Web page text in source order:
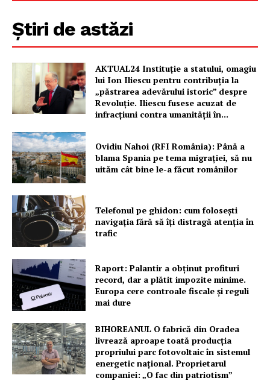
Știri de astăzi
AKTUAL24 Instituție a statului, omagiu
lui Ion Iliescu pentru contribuția la
„păstrarea adevărului istoric” despre
Revoluție. Iliescu fusese acuzat de
infracțiuni contra umanității în...
Ovidiu Nahoi (RFI România): Până a
blama Spania pe tema migrației, să nu
uităm cât bine le-a făcut românilor
Telefonul pe ghidon: cum folosești
navigația fără să îți distragă atenția în
trafic
Raport: Palantir a obținut profituri
record, dar a plătit impozite minime.
Europa cere controale fiscale și reguli
mai dure
BIHOREANUL O fabrică din Oradea
livrează aproape toată producția
propriului parc fotovoltaic în sistemul
energetic național. Proprietarul
companiei: „O fac din patriotism”